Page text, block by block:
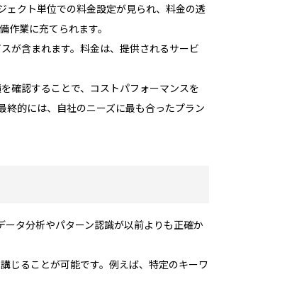
ェクト単位での料金設定が見られ、料金の透
業に充てられます。
が含まれます。料金は、提供されるサービ
確認することで、コストパフォーマンスを
的には、自社のニーズに最も合ったプラン
タ分析やパターン認識が以前よりも正確か
じることが可能です。例えば、特定のキーワ